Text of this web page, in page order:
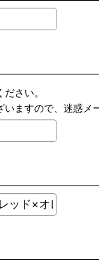
さい。
ますので、迷惑メ